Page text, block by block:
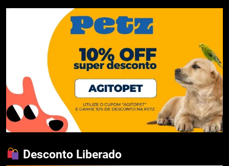
Desconto Liberado